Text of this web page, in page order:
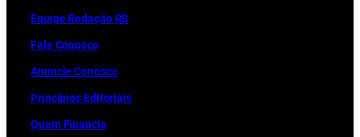
Equipe Redação RS
Fale Conosco
Anuncie Conosco
Princípios Editoriais
Quem Financia